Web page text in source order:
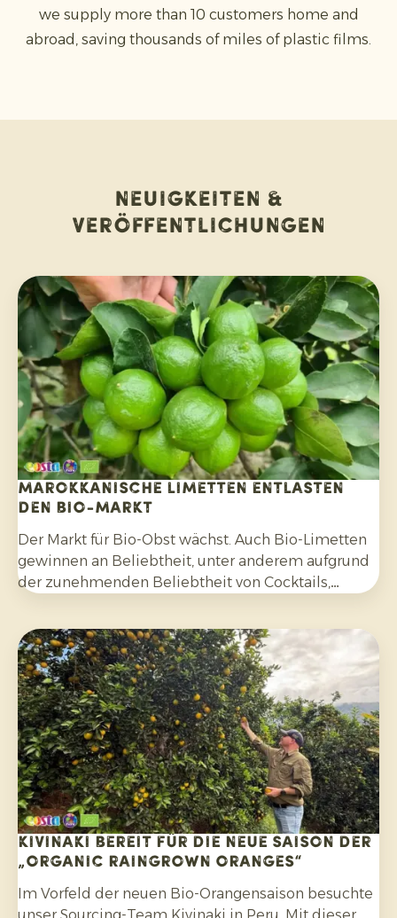
we supply more than 10 customers home and
abroad, saving thousands of miles of plastic films.
Neuigkeiten &
Veröffentlichungen
Marokkanische Limetten entlasten
den Bio-Markt
Der Markt für Bio-Obst wächst. Auch Bio-Limetten
gewinnen an Beliebtheit, unter anderem aufgrund
der zunehmenden Beliebtheit von Cocktails,
durch die breitere Verwendung in Salaten, Currys
und anderen Gerichten. Darüber hinaus
entscheiden sich Verbraucher bewusster für
Zitrusfrüchte, die ohne synthetische Pestizide
angebaut und nach der Ernte nicht mit Fungiziden
behandelt wurden.
Kivinaki bereit für die neue Saison der
„Organic Raingrown Oranges“
Im Vorfeld der neuen Bio-Orangensaison besuchte
unser Sourcing-Team Kivinaki in Peru. Mit dieser